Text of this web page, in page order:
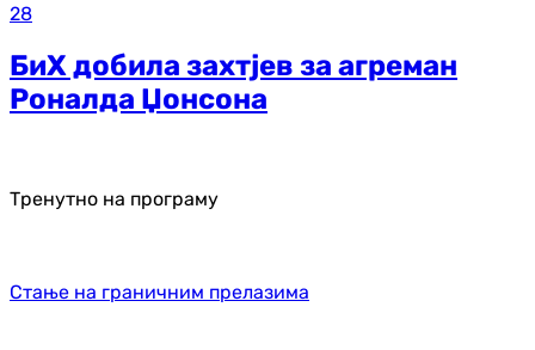
28
БиХ добила захтјев за агреман
Роналда Џонсона
Тренутно на програму
Стање на граничним прелазима